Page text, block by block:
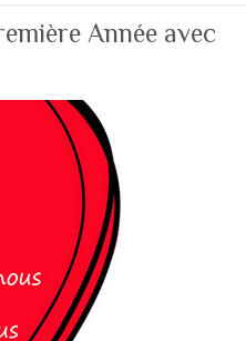
Année avec